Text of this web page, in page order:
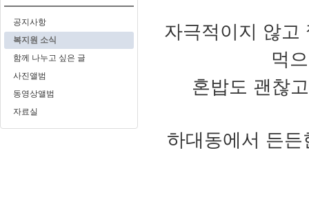
공지사항
복지원 소식
함께 나누고 싶은 글
사진앨범
동영상앨범
자료실
자극적이지 않고
먹
혼밥도 괜찮
하대동에서 든